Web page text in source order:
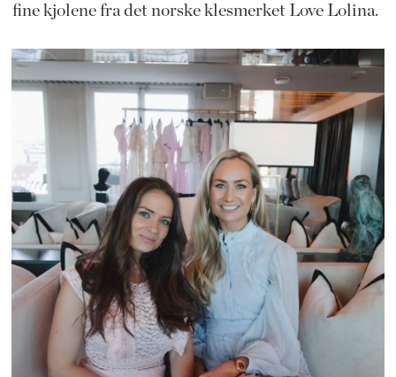
fine kjolene fra det norske klesmerket Love Lolina.